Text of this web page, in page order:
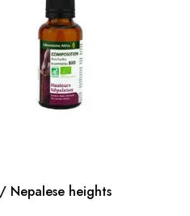
Nepalese heights